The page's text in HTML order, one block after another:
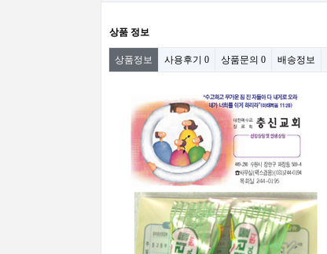
상품 정보
상품정보 사용후기 0 상품문의 0 배송정보